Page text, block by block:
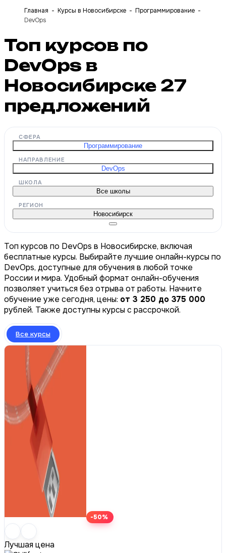
Главная Курсы в Новосибирске
Программирование
DevOps
Топ курсов по
DevOps в
Новосибирске 27
предложений
СФЕРА
Программирование
НАПРАВЛЕНИЕ
DevOps
ШКОЛА
Все школы
РЕГИОН
Новосибирск
Топ курсов по DevOps в Новосибирске, включая
бесплатные курсы. Выбирайте лучшие онлайн-курсы по
DevOps, доступные для обучения в любой точке
России и мира. Удобный формат онлайн-обучения
позволяет учиться без отрыва от работы. Начните
обучение уже сегодня, цены: от 3 250 до 375 000
рублей. Также доступны курсы с рассрочкой.
Все курсы
-50%
Лучшая цена